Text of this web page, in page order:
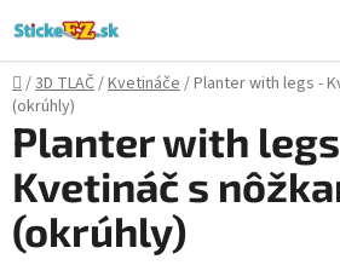
na
obsah
Domov
/3D TLAČ/Kvetináče/Planter with legs -
(okrúhly)
Planter with
Kvetináč s
(okrúhly)